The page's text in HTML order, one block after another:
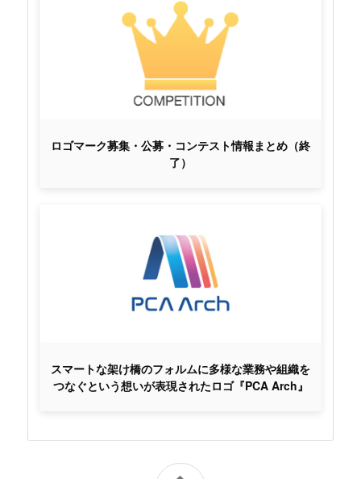
ロゴマーク募集・公募・コンテスト情報まとめ（終
了）
スマートな架け橋のフォルムに多様な業務や組織を
つなぐという想いが表現されたロゴ『PCA Arch』